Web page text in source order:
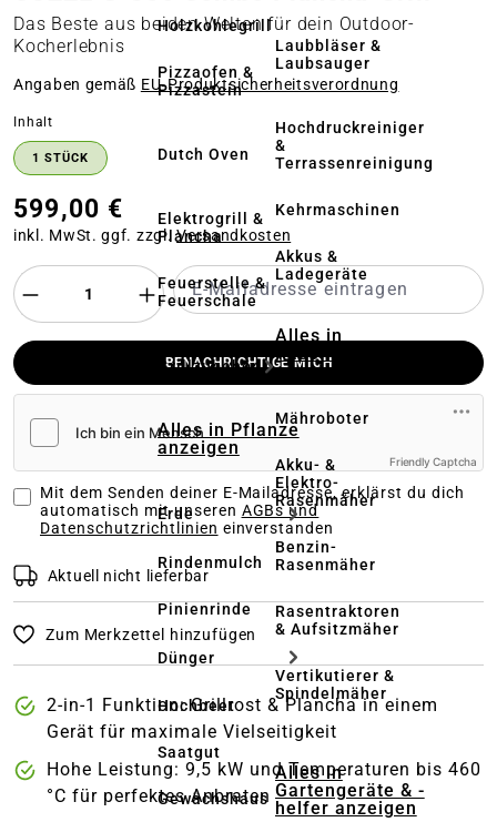
Holzkohlegrill
Pizzaofen &
Pizzastein
Dutch Oven
Elektrogrill &
Plancha
Feuerstelle &
Feuerschale
Grillzubehör
Alles in Pflanze
anzeigen
Erde
Rindenmulch
Pinienrinde
Dünger
Hochbeet
Saatgut
Gewächshaus
Laubbläser &
Laubsauger
Hochdruckreiniger
&
Terrassenreinigung
Kehrmaschinen
Akkus &
Ladegeräte
Alles in
Rasenmäher
anzeigen
Mähroboter
Akku- &
Elektro-
Rasenmäher
Benzin-
Rasenmäher
Rasentraktoren
& Aufsitzmäher
Vertikutierer &
Spindelmäher
Alles in
Gartengeräte & -
helfer anzeigen
Das Beste aus beiden Welten für dein Outdoor-
Kocherlebnis
Angaben gemäß EU‑Produktsicherheitsverordnung
Inhalt
1 STÜCK
599,00 €
inkl. MwSt. ggf. zzgl.Versandkosten
BENACHRICHTIGE MICH
Friendly Captcha
Mit dem Senden deiner E-Mailadresse, erklärst du dich
automatisch mit unseren AGBs und
Datenschutzrichtlinien einverstanden
Aktuell nicht lieferbar
Zum Merkzettel hinzufügen
2-in-1 Funktion: Grillrost & Plancha in einem
Gerät für maximale Vielseitigkeit
Hohe Leistung: 9,5 kW und Temperaturen bis 460
°C für perfektes Anbraten